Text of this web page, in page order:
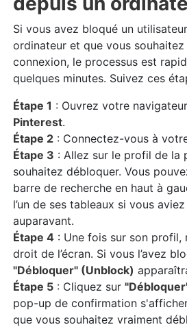
Si vous avez bloqué un
ordinateur et que vous
connexion, le processus est
quelques minutes. Suivez ces
Étape 1 : Ouvrez votre
Pinterest.
Étape 2 : Connectez-vous à
Étape 3 : Allez sur le profil de la
souhaitez débloquer. Vous
barre de recherche en haut à
l’un de ses tableaux si vous
auparavant.
Étape 4 : Une fois sur son profil,
droit de l’écran. Si vous l’avez
"Débloquer" (Unblock)
Étape 5 : Cliquez sur
pop-up de confirmation
que vous souhaitez vraiment